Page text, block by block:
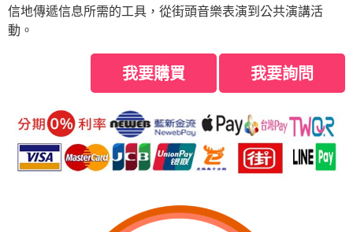
信地傳遞信息所需的工具，從街頭音樂表演到公共演講活
動。
我要購買 我要詢問